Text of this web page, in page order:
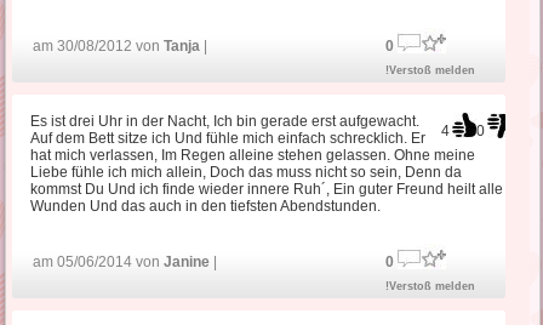
am 30/08/2012 vonTanja 0
!Verstoß melden
4 0
Es ist drei Uhr in der Nacht, Ich bin gerade erst aufgewacht.
Auf dem Bett sitze ich Und fühle mich einfach schrecklich. Er
hat mich verlassen, Im Regen alleine stehen gelassen. Ohne meine
Liebe fühle ich mich allein, Doch das muss nicht so sein, Denn da
kommst Du Und ich finde wieder innere Ruh´, Ein guter Freund heilt alle
Wunden Und das auch in den tiefsten Abendstunden.
am 05/06/2014 vonJanine 0
!Verstoß melden